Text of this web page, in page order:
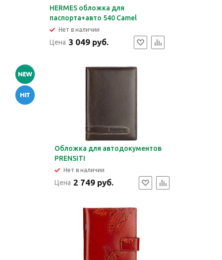
HERMES обложка для
паспорта+авто 540 Camel
Нет в наличии
Цена 3 049 руб.
Обложка для автодокументов
PRENSITI
Нет в наличии
Цена 2 749 руб.